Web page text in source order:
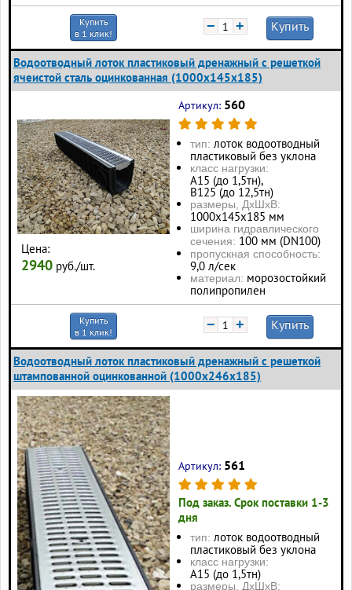
Купить
в 1 клик!
− + Купить
Водоотводный лоток пластиковый дренажный с решеткой
ячеистой сталь оцинкованная (1000x145x185)
Цена:
2940 руб./шт.
Артикул: 560
тип: лоток водоотводный
пластиковый без уклона
класс нагрузки:
А15 (до 1,5тн),
В125 (до 12,5тн)
размеры, ДхШхВ:
1000х145х185 мм
ширина гидравлического
сечения: 100 мм (DN100)
пропускная способность:
9,0 л/сек
материал: морозостойкий
полипропилен
Купить
в 1 клик!
− + Купить
Водоотводный лоток пластиковый дренажный с решеткой
штампованной оцинкованной (1000x246x185)
Артикул: 561
Под заказ. Срок поставки 1-3
дня
тип: лоток водоотводный
пластиковый без уклона
класс нагрузки:
А15 (до 1,5тн)
размеры, ДхШхВ: